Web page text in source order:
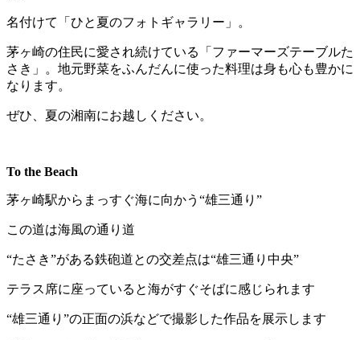
名付けて「ひと夏のフォトギャラリー」。
茅ヶ崎の住民に愛され続けている「ファーマーズテーブルた
さき」。地元野菜をふんだんに使った料理は身も心も豊かに
なります。
ぜひ、夏の湘南にお越しください。
To the Beach
茅ヶ崎駅からまっすぐ海に向かう“雄三通り”
この道は海風の通り道
“たさき”がある鉄砲道との交差点は“雄三通り中央”
テラス席に座っていると海がすぐそばに感じられます
“雄三通り”の正面の浜などで撮影した作品を展示します